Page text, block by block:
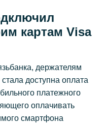
картам Visa
держателям
доступна оплата
платежного
оплачивать
смартфона